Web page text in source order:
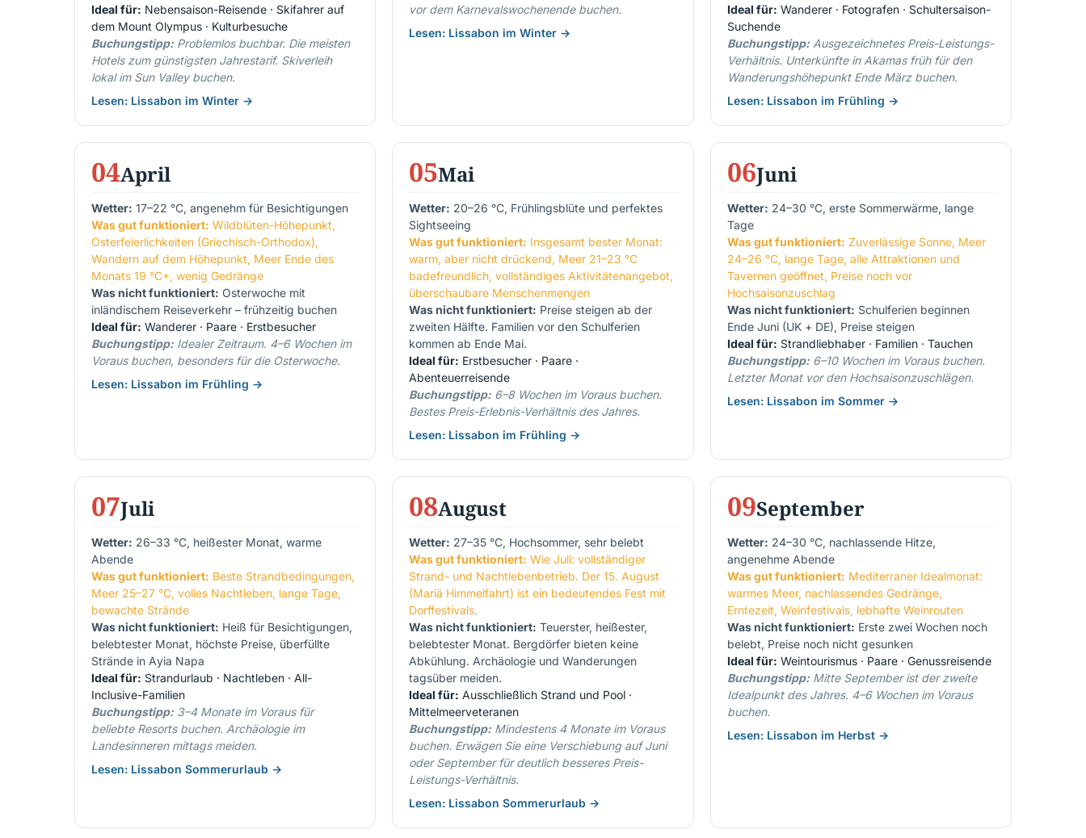
Ideal für: Nebensaison-Reisende · Skifahrer auf
dem Mount Olympus · Kulturbesuche
Buchungstipp: Problemlos buchbar. Die meisten
Hotels zum günstigsten Jahrestarif. Skiverleih
lokal im Sun Valley buchen.
Lesen: Lissabon im Winter →
vor dem Karnevalswochenende buchen.
Lesen: Lissabon im Winter →
Ideal für: Wanderer · Fotografen · Schultersaison-
Suchende
Buchungstipp:Ausgezeichnetes Preis-Leistungs-
Verhältnis. Unterkünfte in Akamas früh für den
Wanderungshöhepunkt Ende März buchen.
Lesen: Lissabon im Frühling →
04April
Wetter: 17–22 °C, angenehm für Besichtigungen
Was gut funktioniert: Wildblüten-Höhepunkt,
Osterfeierlichkeiten (Griechisch-Orthodox),
Wandern auf dem Höhepunkt, Meer Ende des
Monats 19 °C+, wenig Gedränge
Was nicht funktioniert: Osterwoche mit
inländischem Reiseverkehr – frühzeitig buchen
Ideal für: Wanderer · Paare · Erstbesucher
Buchungstipp: Idealer Zeitraum. 4–6 Wochen im
Voraus buchen, besonders für die Osterwoche.
Lesen: Lissabon im Frühling →
05Mai
Wetter: 20–26 °C, Frühlingsblüte und perfektes
Sightseeing
Was gut funktioniert: Insgesamt bester Monat:
warm, aber nicht drückend, Meer 21–23 °C
badefreundlich, vollständiges Aktivitätenangebot,
überschaubare Menschenmengen
Was nicht funktioniert: Preise steigen ab der
zweiten Hälfte. Familien vor den Schulferien
kommen ab Ende Mai.
Ideal für: Erstbesucher · Paare ·
Abenteuerreisende
Buchungstipp: 6–8 Wochen im Voraus buchen.
Bestes Preis-Erlebnis-Verhältnis des Jahres.
Lesen: Lissabon im Frühling →
06Juni
Wetter: 24–30 °C, erste Sommerwärme, lange
Tage
Was gut funktioniert: Zuverlässige Sonne, Meer
24–26 °C, lange Tage, alle Attraktionen und
Tavernen geöffnet, Preise noch vor
Hochsaisonzuschlag
Was nicht funktioniert: Schulferien beginnen
Ende Juni (UK + DE), Preise steigen
Ideal für: Strandliebhaber · Familien · Tauchen
Buchungstipp:6–10 Wochen im Voraus buchen.
Letzter Monat vor den Hochsaisonzuschlägen.
Lesen: Lissabon im Sommer →
07Juli
Wetter: 26–33 °C, heißester Monat, warme
Abende
Was gut funktioniert: Beste Strandbedingungen,
Meer 25–27 °C, volles Nachtleben, lange Tage,
bewachte Strände
Was nicht funktioniert: Heiß für Besichtigungen,
belebtest­er Monat, höchste Preise, überfüllte
Strände in Ayia Napa
Ideal für: Strandurlaub · Nachtleben · All-
Inclusive-Familien
Buchungstipp: 3–4 Monate im Voraus für
beliebte Resorts buchen. Archäologie im
Landesinneren mittags meiden.
Lesen: Lissabon Sommerurlaub →
08August
Wetter: 27–35 °C, Hochsommer, sehr belebt
Was gut funktioniert: Wie Juli: vollständiger
Strand- und Nachtlebenbetrieb. Der 15. August
(Mariä Himmelfahrt) ist ein bedeutendes Fest mit
Dorffestivals.
Was nicht funktioniert: Teuerster, heißester,
belebtester Monat. Bergdörfer bieten keine
Abkühlung. Archäologie und Wanderungen
tagsüber meiden.
Ideal für: Ausschließlich Strand und Pool ·
Mittelmeerveteranen
Buchungstipp: Mindestens 4 Monate im Voraus
buchen. Erwägen Sie eine Verschiebung auf Juni
oder September für deutlich besseres Preis-
Leistungs-Verhältnis.
Lesen: Lissabon Sommerurlaub →
09September
Wetter: 24–30 °C, nachlassende Hitze,
angenehme Abende
Was gut funktioniert: Mediterraner Idealmonat:
warmes Meer, nachlassendes Gedränge,
Erntezeit, Weinfestivals, lebhafte Weinrouten
Was nicht funktioniert: Erste zwei Wochen noch
belebt, Preise noch nicht gesunken
Ideal für: Weintourismus · Paare · Genussreisende
Buchungstipp:Mitte September ist der zweite
Idealpunkt des Jahres. 4–6 Wochen im Voraus
buchen.
Lesen: Lissabon im Herbst →